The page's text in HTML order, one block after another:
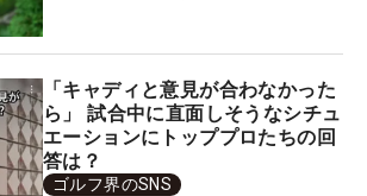
「キャディと意見が合わなかった
ら」 試合中に直面しそうなシチュ
エーションにトッププロたちの回
答は？
ゴルフ界のSNS